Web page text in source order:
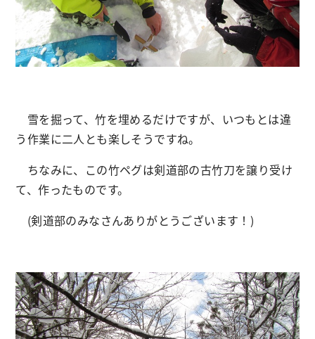
雪を掘って、竹を埋めるだけですが、いつもとは違
う作業に二人とも楽しそうですね。
ちなみに、この竹ペグは剣道部の古竹刀を譲り受け
て、作ったものです。
(剣道部のみなさんありがとうございます！)